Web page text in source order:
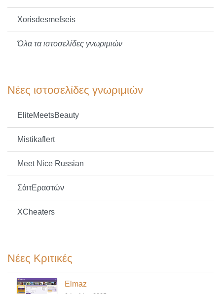
Xorisdesmefseis
Όλα τα ιστοσελίδες γνωριμιών
Νέες ιστοσελίδες γνωριμιών
EliteMeetsBeauty
Mistikaflert
Meet Nice Russian
ΣάιτΕραστών
XCheaters
Νέες Κριτικές
Elmaz